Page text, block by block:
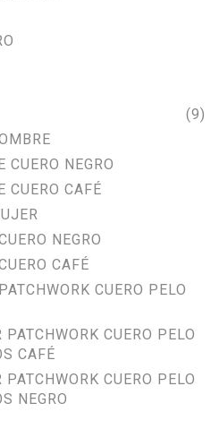
(9)
CUERO NEGRO
CUERO CAFÉ
NEGRO
CAFÉ
CUERO PELO
CUERO PELO
CAFÉ
CUERO PELO
NEGRO